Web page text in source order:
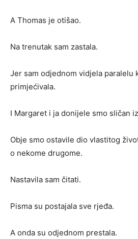
A Thomas je otišao.
Na trenutak sam zastala.
Jer sam odjednom vidjela paralelu
primjećivala.
I Margaret i ja donijele smo sličan
Obje smo ostavile dio vlastitog
o nekome drugome.
Nastavila sam čitati.
Pisma su postajala sve rjeđa.
A onda su odjednom prestala.